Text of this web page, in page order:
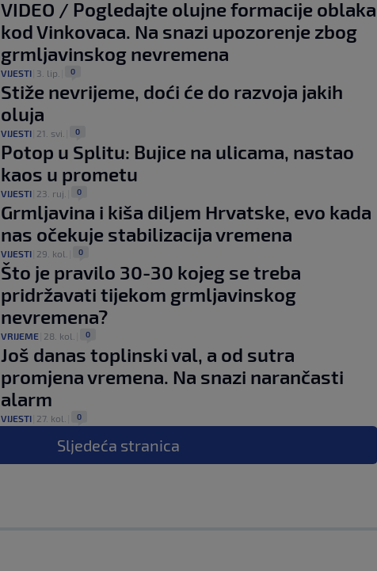
VIDEO / Pogledajte olujne formacije oblaka
kod Vinkovaca. Na snazi upozorenje zbog
grmljavinskog nevremena
VIJESTI 3. lip. 0
Stiže nevrijeme, doći će do razvoja jakih
oluja
VIJESTI 21. svi. 0
Potop u Splitu: Bujice na ulicama, nastao
kaos u prometu
VIJESTI 23. ruj. 0
Grmljavina i kiša diljem Hrvatske, evo kada
nas očekuje stabilizacija vremena
VIJESTI 29. kol. 0
Što je pravilo 30-30 kojeg se treba
pridržavati tijekom grmljavinskog
nevremena?
VRIJEME 28. kol. 0
Još danas toplinski val, a od sutra
promjena vremena. Na snazi narančasti
alarm
VIJESTI 27. kol. 0
Sljedeća stranica